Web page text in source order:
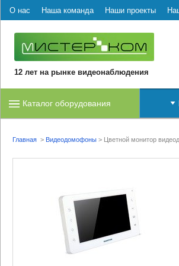
О нас Наша команда Наши проекты
12 лет на рынке видеонаблюдения
Каталог оборудования
Главная > Видеодомофоны > Цветной монитор